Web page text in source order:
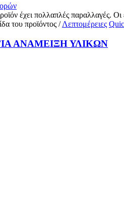
έχει πολλαπλές παραλλαγές. Οι
του προϊόντος / Λεπτομέρειες
ΑΝΑΜΕΙΞΗ ΥΛΙΚΩΝ